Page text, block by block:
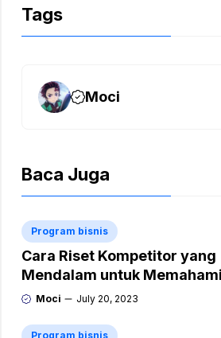
Tags
Moci
Baca Juga
Program bisnis
Cara Riset Kompetitor yang
Mendalam untuk Memahami
Keunggulan dan Kelemahan
Moci July 20, 2023
Program bisnis